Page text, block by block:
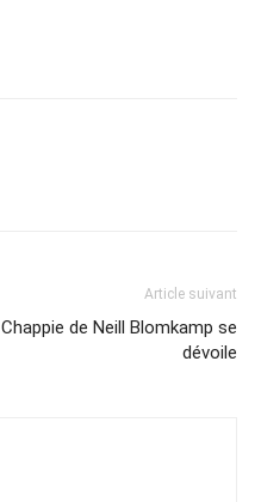
Article suivant
Chappie de Neill Blomkamp se
dévoile